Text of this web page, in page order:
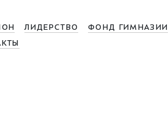
ЛИДЕРСТВО
ФОНД ГИМНАЗИИ